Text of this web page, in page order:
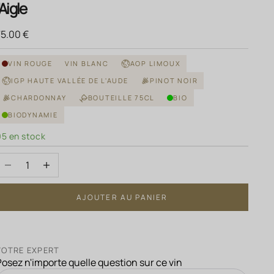
de vente
€
VIN ROUGE VIN BLANC
AOP LIMOUX
IGP HAUTE VALLÉE DE L'AUDE
PINOT NOIR
CHARDONNAY
BOUTEILLE 75CL
BIO
BIODYNAMIE
en stock
la quantité
Augmenter la quantité
AJOUTER AU PANIER
EXPERT
n'importe quelle question sur ce vin